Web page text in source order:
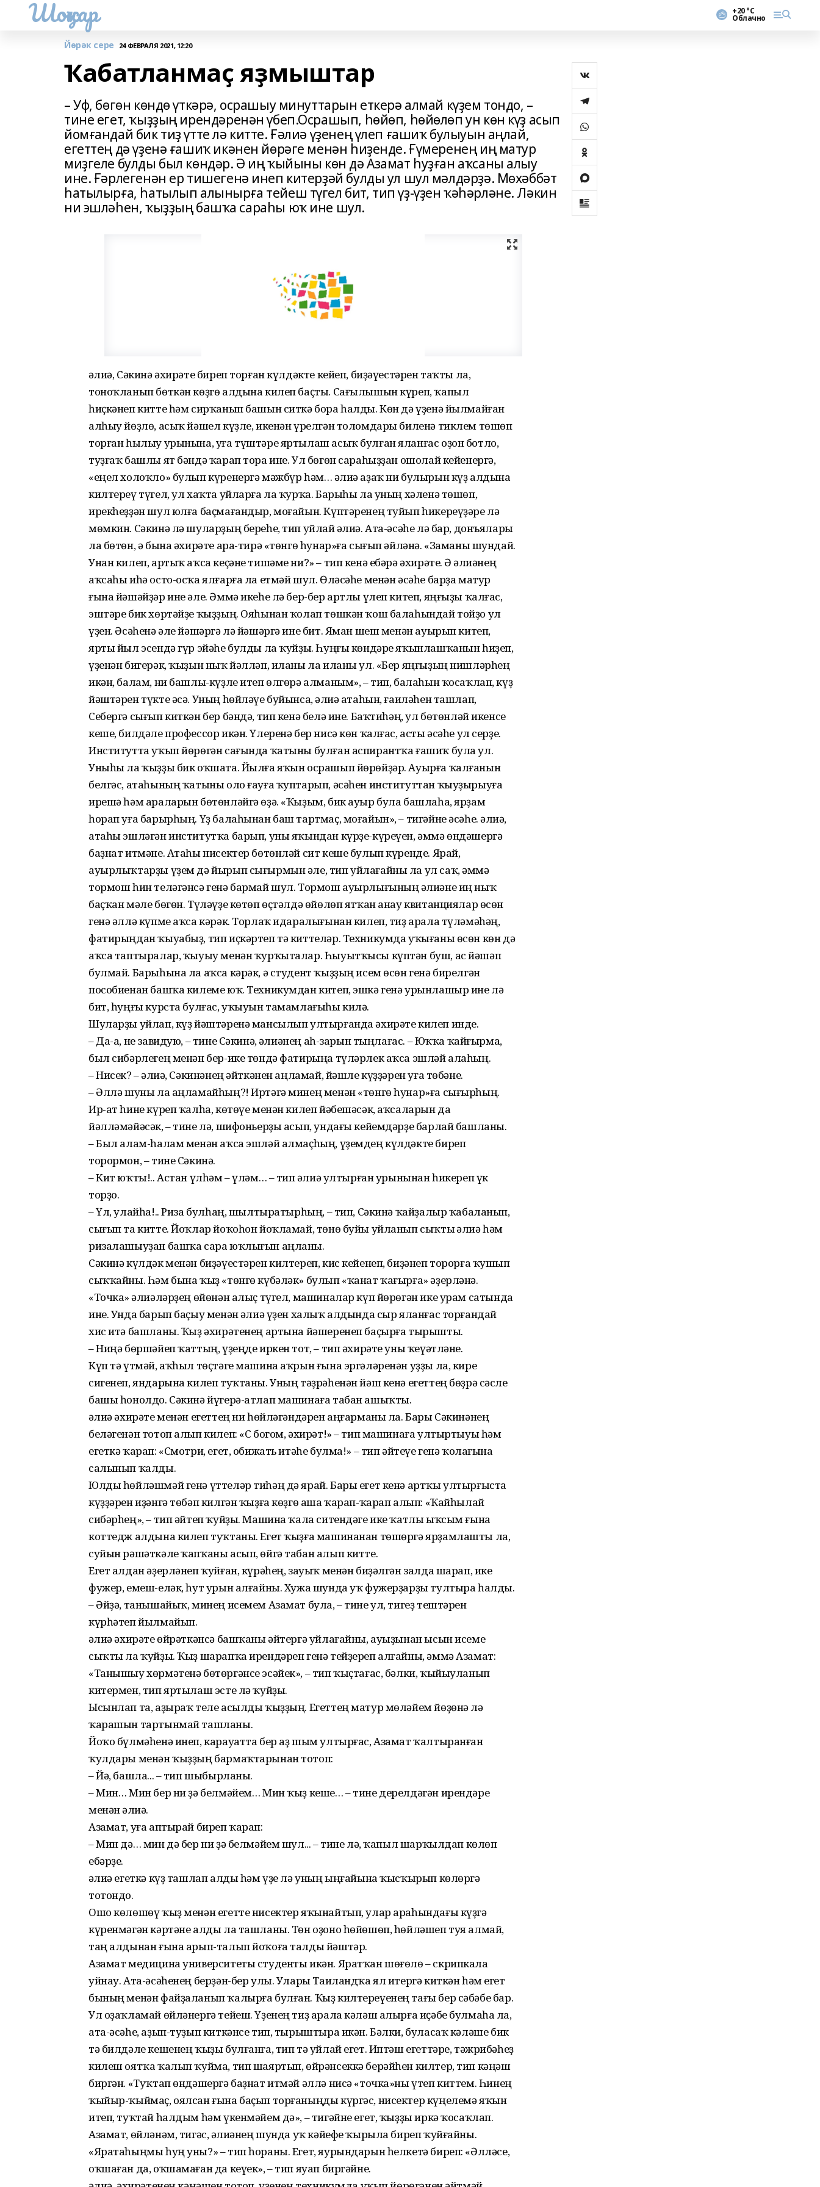
Шоңҡар +20 °С
Облачно
Йөрәк сере 24 ФЕВРАЛЯ 2021, 12:20
Ҡабатланмаҫ яҙмыштар
– Уф, бөгөн көндө үткәрә, осрашыу минуттарын еткерә алмай күҙем тондо, –
тине егет, ҡыҙҙың ирендәренән үбеп.Осрашып, һөйөп, һөйөлөп ун көн күҙ асып
йомғандай бик тиҙ үтте лә китте. Ғәлиә үҙенең үлеп ғашиҡ булыуын аңлай,
егеттең дә үҙенә ғашиҡ икәнен йөрәге менән һиҙенде. Ғүмеренең иң матур
миҙгеле булды был көндәр. Ә иң ҡыйыны көн дә Азамат һуҙған аҡсаны алыу
ине. Ғәрлегенән ер тишегенә инеп китер­ҙәй булды ул шул мәлдәрҙә. Мөхәббәт
һатылырға, һатылып алынырға тейеш түгел бит, тип үҙ-үҙен ҡәһәрләне. Ләкин
ни эшләһен, ҡыҙҙың башҡа сараһы юҡ ине шул.
Ғәлиә, Сәкинә әхирәте биреп торған күлдәкте кейеп, биҙәүестәрен таҡты ла,
тоноҡланып бөткән көҙгө алдына килеп баҫты. Сағылышын күреп, ҡапыл
һиҫкәнеп китте һәм сирҡанып башын ситкә бора һалды. Көн дә үҙенә йылмай­ған
алһыу йөҙлө, асыҡ йәшел күҙле, икенән үрелгән толомдары биленә тиклем төшөп
торған һылыу урынына, уға түштәре яртылаш асыҡ булған яланғас оҙон ботло,
туҙғаҡ башлы ят бәндә ҡарап тора ине. Ул бөгөн сараһыҙҙан ошолай кейенергә,
«еңел холоҡло» булып күренергә мәжбүр һәм… Ғәлиә аҙаҡ ни булырын күҙ алдына
килтереү түгел, ул хаҡта уйларға ла ҡурҡа. Барыһы ла уның хәленә төшөп,
ирекһеҙҙән шул юлға баҫмағандыр, моғайын. Күптәренең туйып һикереүҙәре лә
мөмкин. Сәкинә лә шуларҙың береһе, тип уйлай Ғәлиә. Ата-әсәһе лә бар, донъялары
ла бөтөн, ә бына әхирәте ара-тирә «төнгө һунар»ға сығып әйләнә. «Заманы шундай.
Унан килеп, артыҡ аҡса кеҫәне тишәме ни?» – тип кенә ебәрә әхирәте. Ә Ғәлиәнең
аҡсаһы иһә осто-осҡа ялғарға ла етмәй шул. Өләсәһе менән әсәһе барҙа матур
ғына йәшәйҙәр ине әле. Әммә икеһе лә бер-бер артлы үлеп китеп, яңғыҙы ҡалғас,
эштәре бик хөртәйҙе ҡыҙҙың. Ояһынан ҡолап төшкән ҡош балаһындай тойҙо ул
үҙен. Әсәһенә әле йәшәргә лә йәшәргә ине бит. Яман шеш менән ауырып китеп,
ярты йыл эсендә гүр эйәһе булды ла ҡуйҙы. Һуңғы көндәре яҡынлашҡанын һиҙеп,
үҙенән бигерәк, ҡыҙын ныҡ йәлләп, иланы ла иланы ул. «Бер яңғыҙың нишләрһең
икән, балам, ни башлы-күҙле итеп өлгөрә алманым», – тип, балаһын ҡосаҡлап, күҙ
йәштәрен түкте әсә. Уның һөйләүе буйынса, Ғәлиә атаһын, ғаиләһен ташлап,
Себергә сығып киткән бер бәндә, тип кенә белә ине. Баҡтиһәң, ул бөтөнләй икенсе
кеше, билдәле профессор икән. Үлеренә бер нисә көн ҡалғас, асты әсәһе ул серҙе.
Институтта уҡып йөрөгән сағында ҡатыны булған аспирантҡа ғашиҡ була ул.
Уныһы ла ҡыҙҙы бик оҡшата. Йылға яҡын осрашып йөрөйҙәр. Ауырға ҡалғанын
белгәс, атаһының ҡатыны оло ғауға ҡуптарып, әсәһен институттан ҡыуҙырыуға
ирешә һәм араларын бөтөнләйгә өҙә. «Ҡыҙым, бик ауыр була башлаһа, ярҙам
һорап уға барырһың. Үҙ балаһынан баш тартмаҫ, моғайын», – тигәйне әсәһе. Ғәлиә,
атаһы эшләгән институтҡа барып, уны яҡындан күрҙе-күреүен, әммә өндәшергә
баҙнат итмәне. Атаһы нисектер бөтөнләй сит кеше булып күренде. Ярай,
ауырлыҡтарҙы үҙем дә йырып сығырмын әле, тип уйлағайны ла ул саҡ, әммә
тормош һин теләгәнсә генә бармай шул. Тормош ауырлығының Ғәлиәне иң ныҡ
баҫҡан мәле бөгөн. Түләүҙе көтөп өҫтәлдә өйөлөп ятҡан анау квитанциялар өсөн
генә әллә күпме аҡса кәрәк. Торлаҡ идаралығынан килеп, тиҙ арала түләмәһәң,
фатирыңдан ҡыуабыҙ, тип иҫкәртеп тә киттеләр. Техникумда уҡығаны өсөн көн дә
аҡса таптыралар, ҡыуыу менән ҡурҡыталар. Һыуытҡысы күптән буш, ас йәшәп
булмай. Барыһына ла аҡса кәрәк, ә студент ҡыҙҙың исем өсөн генә бирелгән
пособиенан башҡа килеме юҡ. Техникумдан китеп, эшкә генә урынлашыр ине лә
бит, һуңғы курста булғас, уҡыуын тамамлағыһы килә.
Шуларҙы уйлап, күҙ йәштәренә мансылып ултырғанда әхирәте килеп инде.
– Да-а, не завидую, – тине Сәкинә, Ғәлиәнең аһ-зарын тыңлағас. – Юҡҡа ҡайғырма,
был сибәрлегең менән бер-ике төндә фатирыңа түләрлек аҡса эшләй алаһың.
– Нисек? – Ғәлиә, Сәкинәнең әйткәнен аңламай, йәшле күҙҙәрен уға төбәне.
– Әллә шуны ла аңламайһың?! Иртәгә минең менән «төнгө һунар»ға сығырһың.
Ир-ат һине күреп ҡалһа, көтөүе менән килеп йәбешәсәк, аҡсаларын да
йәлләмәйәсәк, – тине лә, шифоньерҙы асып, ундағы кейемдәрҙе барлай башланы.
– Был алам-һалам менән аҡса эшләй алмаҫһың, үҙемдең күлдәкте биреп
торормон, – тине Сәкинә.
– Кит юҡты!.. Астан үлһәм – үләм… – тип Ғәлиә ултырған урынынан һикереп үк
торҙо.
– Үл, улайһа!.. Риза булһаң, шылтыратыр­һың, – тип, Сәкинә ҡайҙалыр ҡабаланып,
сығып та китте. Йоҡлар йоҡоһон йоҡламай, төнө буйы уйланып сыҡты Ғәлиә һәм
ризалашыуҙан башҡа сара юҡлығын аңланы.
Сәкинә күлдәк менән биҙәүестәрен килтереп, кис кейенеп, биҙәнеп торорға ҡушып
сыҡҡайны. Һәм бына ҡыҙ «төнгө күбәләк» булып «ҡанат ҡағырға» әҙерләнә.
«Точка» Ғәлиәләрҙең өйөнән алыҫ түгел, машиналар күп йөрөгән ике урам сатында
ине. Унда барып баҫыу менән Ғәлиә үҙен халыҡ алдында сыр яланғас торғандай
хис итә башланы. Ҡыҙ әхирәтенең артына йәшеренеп баҫырға тырышты.
– Ниңә бөршәйеп ҡаттың, үҙеңде иркен тот, – тип әхирәте уны ҡеүәтләне.
Күп тә үтмәй, аҡһыл төҫтәге машина аҡрын ғына эргәләренән уҙҙы ла, кире
сигенеп, яндарына килеп туҡтаны. Уның тәҙрәһенән йәш кенә егеттең бөҙрә сәсле
башы һонолдо. Сәкинә йүгерә-атлап машинаға табан ашыҡты.
Ғәлиә әхирәте менән егеттең ни һөйләгәндәрен аңғарманы ла. Бары Сәкинәнең
беләгенән тотоп алып килеп: «С богом, әхирәт!» – тип машинаға ултыртыуы һәм
егеткә ҡарап: «Смотри, егет, обижать итәһе булма!» – тип әйтеүе генә ҡолағына
салынып ҡалды.
Юлды һөйләшмәй генә үттеләр тиһәң дә ярай. Бары егет кенә артҡы ултырғыста
күҙҙәрен иҙәнгә төбәп килгән ҡыҙға көҙгө аша ҡарап-ҡарап алып: «Ҡайһылай
сибәрһең», – тип әйтеп ҡуйҙы. Машина ҡала ситендәге ике ҡатлы ыҡсым ғына
коттедж алдына килеп туҡтаны. Егет ҡыҙға машинанан төшөргә ярҙамлашты ла,
суйын рәшәткәле ҡапҡаны асып, өйгә табан алып китте.
Егет алдан әҙерләнеп ҡуйған, күрәһең, зауыҡ менән биҙәлгән залда шарап, ике
фужер, емеш-еләк, һут урын алғайны. Хужа шунда уҡ фужерҙарҙы тултыра һалды.
– Әйҙә, танышайыҡ, минең исемем Азамат була, – тине ул, тигеҙ тештәрен
күрһәтеп йылмайып.
Ғәлиә әхирәте өйрәткәнсә башҡаны әйтергә уйлағайны, ауыҙынан ысын исеме
сыҡты ла ҡуйҙы. Ҡыҙ шарапҡа ирендәрен генә тейҙереп алғайны, әммә Азамат:
«Танышыу хөрмәтенә бөтөргәнсе эсәйек», – тип ҡыҫтағас, бәлки, ҡыйыуланып
китермен, тип яртылаш эсте лә ҡуйҙы.
Ысынлап та, аҙыраҡ теле асылды ҡыҙҙың. Егеттең матур мөләйем йөҙөнә лә
ҡарашын тартынмай ташланы.
Йоҡо бүлмәһенә инеп, карауатта бер аҙ шым ултырғас, Азамат ҡалтыранған
ҡулдары менән ҡыҙҙың бармаҡтарынан тотоп:
– Йә, башла... – тип шыбырланы.
– Мин… Мин бер ни ҙә белмәйем… Мин ҡыҙ кеше… – тине дерелдәгән ирендәре
менән Ғәлиә.
Азамат, уға аптырай биреп ҡарап:
– Мин дә… мин дә бер ни ҙә белмәйем шул... – тине лә, ҡапыл шарҡылдап көлөп
ебәрҙе.
Ғәлиә егеткә күҙ ташлап алды һәм үҙе лә уның ыңғайына ҡысҡырып көлөргә
тотондо.
Ошо көлөшөү ҡыҙ менән егетте нисектер яҡынайтып, улар араһындағы күҙгә
күренмәгән кәртәне алды ла ташланы. Төн оҙоно һөйөшөп, һөйләшеп туя алмай,
таң алдынан ғына арып-талып йоҡоға талды йәштәр.
Азамат медицина университеты студенты икән. Яратҡан шөғөлө – скрипкала
уйнау. Ата-әсәһенең берҙән-бер улы. Улары Таиландҡа ял итергә киткән һәм егет
бының менән файҙаланып ҡалырға булған. Ҡыҙ килтереүенең тағы бер сәбәбе бар.
Ул оҙаҡламай өйләнергә тейеш. Үҙенең тиҙ арала кәләш алырға иҫәбе булмаһа ла,
ата-әсәһе, аҙып-туҙып киткәнсе тип, тырыштыра икән. Бәлки, буласаҡ кәләше бик
тә билдәле кешенең ҡыҙы булғанға, тип тә уйлай егет. Иптәш егеттәре, тәжрибәһеҙ
килеш оятҡа ҡалып ҡуйма, тип шаяртып, өйрәнсеккә берәйһен килтер, тип кәңәш
биргән. «Туҡтап өндәшергә баҙнат итмәй әллә нисә «точка»ны үтеп киттем. Һинең
ҡыйыр-ҡыймаҫ, оялсан ғына баҫып торғаныңды күргәс, нисектер күңелемә яҡын
итеп, туҡтай һалдым һәм үкенмәйем дә», – тигәйне егет, ҡыҙҙы иркә ҡосаҡлап.
Азамат, өйләнәм, тигәс, Ғәлиәнең шунда уҡ кәйефе ҡырыла биреп ҡуйғайны.
«Яратаһыңмы һуң уны?» – тип һораны. Егет, яурындарын һелкетә биреп: «Әлләсе,
оҡшаған да, оҡшамаған да кеүек», – тип яуап биргәйне.